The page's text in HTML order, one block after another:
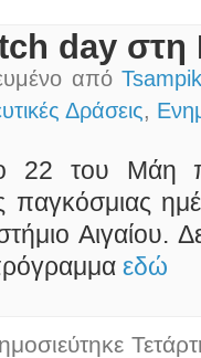
day στη
από
Δράσεις,
22 του Μάη
παγκόσμιας
Αιγαίου.
εδώ